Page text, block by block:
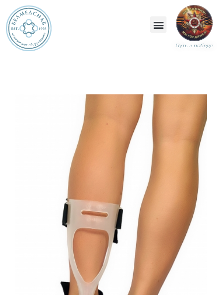
Путь к победе